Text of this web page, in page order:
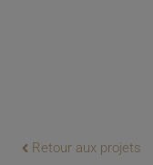
Retour aux projets